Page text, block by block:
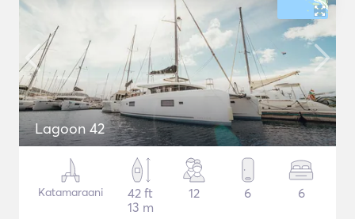
Lagoon 42
Katamaraani
42 ft
13 m
12 6 6